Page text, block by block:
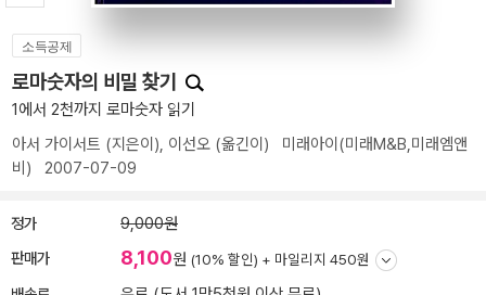
소득공제
로마숫자의 비밀 찾기
1에서 2천까지 로마숫자 읽기
아서 가이서트 (지은이), 이선오 (옮긴이) 미래아이(미래M&B,미래엠앤
비) 2007-07-09
정가 9,000원
판매가 8,100원 (10% 할인) + 마일리지 450원